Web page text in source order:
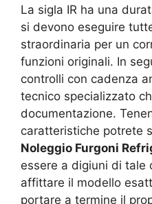
La sigla IR ha una
si devono eseguire
straordinaria per un
funzioni originali. In
controlli con cadenza
tecnico specializzato
documentazione.
caratteristiche potrete
Noleggio Furgoni
essere a digiuni di tale
affittare il modello
portare a termine il